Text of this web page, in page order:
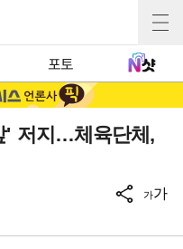
포토
' 저지…체육단체,
가가